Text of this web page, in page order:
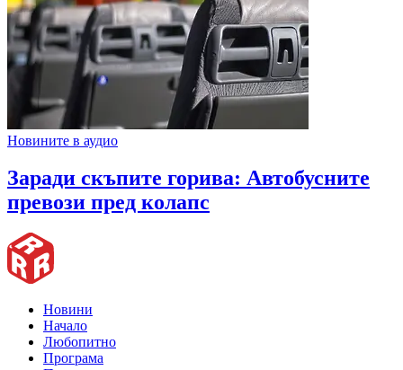
Новините в аудио
Заради скъпите горива: Автобусните
превози пред колапс
Новини
Начало
Любопитно
Програма